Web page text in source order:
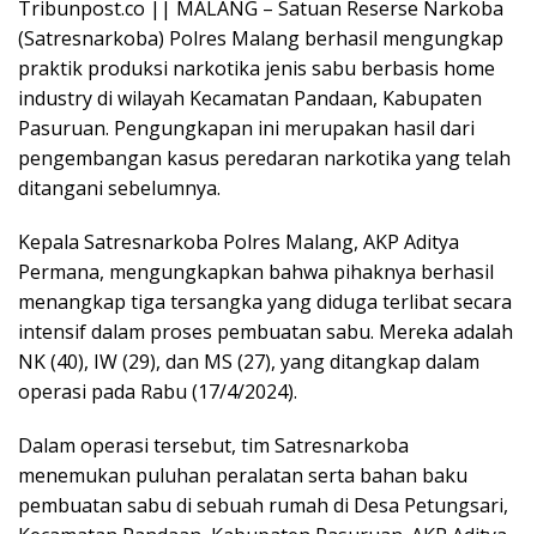
Tribunpost.co || MALANG – Satuan Reserse Narkoba
(Satresnarkoba) Polres Malang berhasil mengungkap
praktik produksi narkotika jenis sabu berbasis home
industry di wilayah Kecamatan Pandaan, Kabupaten
Pasuruan. Pengungkapan ini merupakan hasil dari
pengembangan kasus peredaran narkotika yang telah
ditangani sebelumnya.
Kepala Satresnarkoba Polres Malang, AKP Aditya
Permana, mengungkapkan bahwa pihaknya berhasil
menangkap tiga tersangka yang diduga terlibat secara
intensif dalam proses pembuatan sabu. Mereka adalah
NK (40), IW (29), dan MS (27), yang ditangkap dalam
operasi pada Rabu (17/4/2024).
Dalam operasi tersebut, tim Satresnarkoba
menemukan puluhan peralatan serta bahan baku
pembuatan sabu di sebuah rumah di Desa Petungsari,